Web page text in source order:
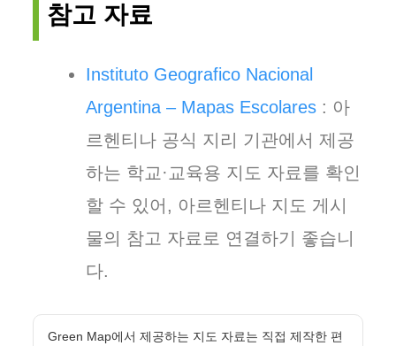
참고 자료
Instituto Geografico Nacional
Argentina – Mapas Escolares : 아
르헨티나 공식 지리 기관에서 제공
하는 학교·교육용 지도 자료를 확인
할 수 있어, 아르헨티나 지도 게시
물의 참고 자료로 연결하기 좋습니
다.
Green Map에서 제공하는 지도 자료는 직접 제작한 편